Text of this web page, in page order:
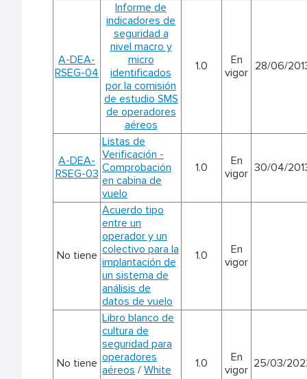
A-DEA-
RSEG-04
Informe de
indicadores de
seguridad a
nivel macro y
micro
identificados
por la comisión
de estudio SMS
de operadores
aéreos
1.0
En
vigor 28/06/
A-DEA-
RSEG-03
Listas de
Verificación -
Comprobación
en cabina de
vuelo
1.0
En
vigor 30/04/
No tiene
Acuerdo tipo
entre un
operador y un
colectivo para la
implantación de
un sistema de
análisis de
datos de vuelo
1.0
En
vigor
No tiene
Libro blanco de
cultura de
seguridad para
operadores
aéreos / White
1.0
En
vigor 25/03/